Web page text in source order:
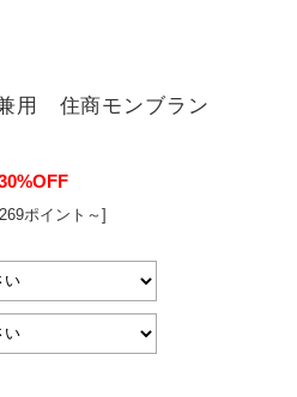
用 住商モンブラン
ポイント～]